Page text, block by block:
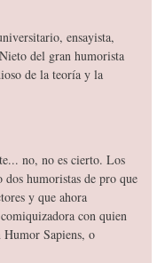
ensayista,
del gran humorista
de la teoría y la
no, no es cierto. Los
dos humoristas de pro que
y que ahora
con quien
Humor Sapiens, o